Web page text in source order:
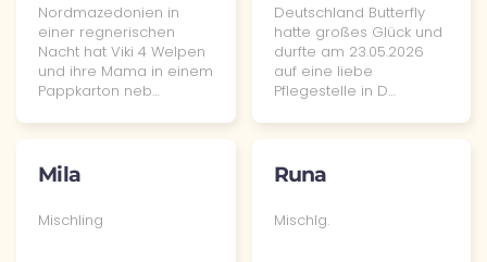
Nordmazedonien in
einer regnerischen
Nacht hat Viki 4 Welpen
und ihre Mama in einem
Pappkarton neb…
Deutschland Butterfly
hatte großes Glück und
durfte am 23.05.2026
auf eine liebe
Pflegestelle in D…
Mila
Mischling
Runa
Mischlg.